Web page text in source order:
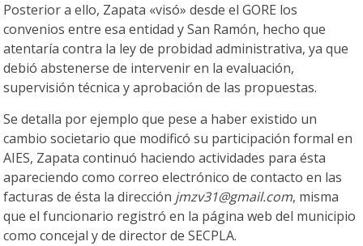
Posterior a ello, Zapata «visó» desde el GORE los
convenios entre esa entidad y San Ramón, hecho que
atentaría contra la ley de probidad administrativa, ya que
debió abstenerse de intervenir en la evaluación,
supervisión técnica y aprobación de las propuestas.
Se detalla por ejemplo que pese a haber existido un
cambio societario que modificó su participación formal en
AIES, Zapata continuó haciendo actividades para ésta
apareciendo como correo electrónico de contacto en las
facturas de ésta la dirección jmzv31@gmail.com, misma
que el funcionario registró en la página web del municipio
como concejal y de director de SECPLA.